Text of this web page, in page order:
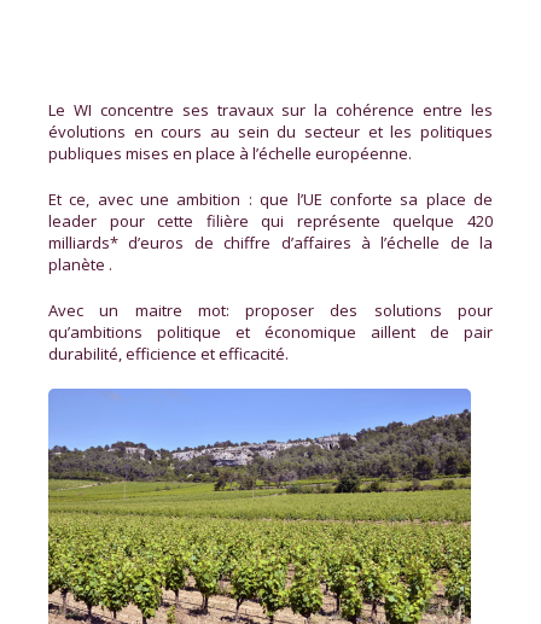
Le WI concentre ses travaux sur la cohérence entre les
évolutions en cours au sein du secteur et les politiques
publiques mises en place à l’échelle européenne.
Et ce, avec une ambition : que l’UE conforte sa place de
leader pour cette filière qui représente quelque 420
milliards* d’euros de chiffre d’affaires à l’échelle de la
planète .
Avec un maitre mot: proposer des solutions pour
qu’ambitions politique et économique aillent de pair
durabilité, efficience et efficacité.